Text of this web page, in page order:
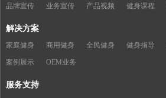
品牌宣传 业务宣传 产品视频 健身课程
解决方案
家庭健身 商用健身 全民健身 健身指导
案例展示 OEM业务
服务支持